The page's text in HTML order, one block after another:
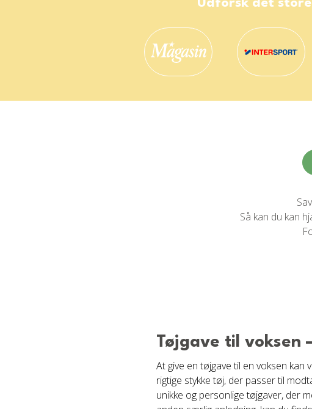
Udforsk det
Så kan du kan
Tøjgave til voksen
At give en tøjgave til en voksen
rigtige stykke tøj, der passer til
unikke og personlige tøjgaver, der